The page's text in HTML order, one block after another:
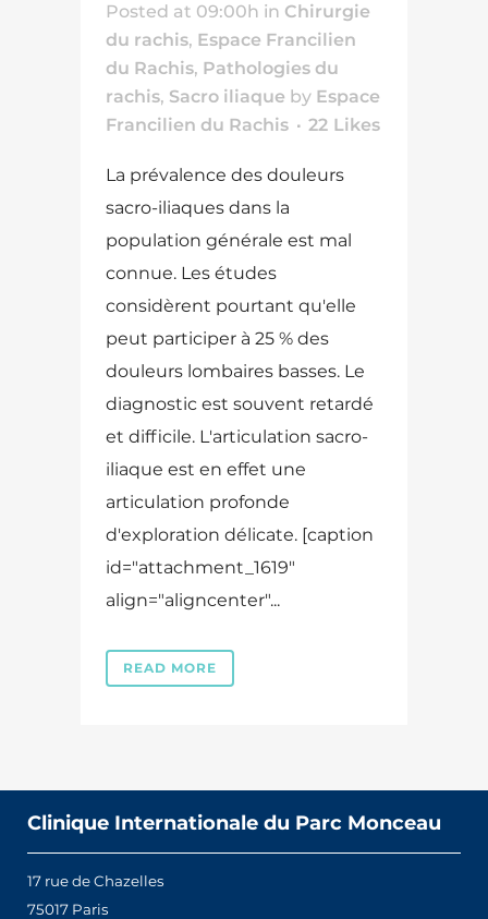
Posted at 09:00h in Chirurgie
du rachis, Espace Francilien
du Rachis, Pathologies du
rachis, Sacro iliaque by Espace
Francilien du Rachis
22 Likes
La prévalence des douleurs
sacro-iliaques dans la
population générale est mal
connue. Les études
considèrent pourtant qu'elle
peut participer à 25 % des
douleurs lombaires basses. Le
diagnostic est souvent retardé
et difficile. L'articulation sacro-
iliaque est en effet une
articulation profonde
d'exploration délicate. [caption
id="attachment_1619"
align="aligncenter"...
READ MORE
Clinique Internationale du Parc Monceau
17 rue de Chazelles
75017 Paris